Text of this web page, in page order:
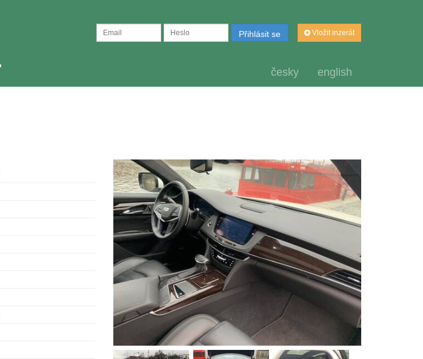
Vložit inzerát
Přihlásit se
česky english